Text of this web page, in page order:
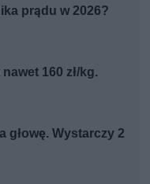
prądu w 2026?
160 zł/kg.
głowę. Wystarczy 2